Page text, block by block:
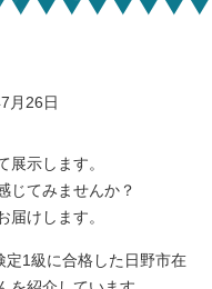
月26日
展示します。
じてみませんか？
届けします。
定1級に合格した日野市在